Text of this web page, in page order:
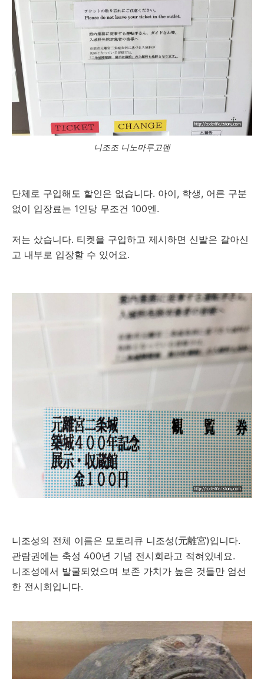
니조조 니노마루고덴
단체로 구입해도 할인은 없습니다. 아이, 학생, 어른 구분
없이 입장료는 1인당 무조건 100엔.
저는 샀습니다. 티켓을 구입하고 제시하면 신발은 갈아신
고 내부로 입장할 수 있어요.
니조성의 전체 이름은 모토리큐 니조성(元離宮)입니다.
관람권에는 축성 400년 기념 전시회라고 적혀있네요.
니조성에서 발굴되었으며 보존 가치가 높은 것들만 엄선
한 전시회입니다.